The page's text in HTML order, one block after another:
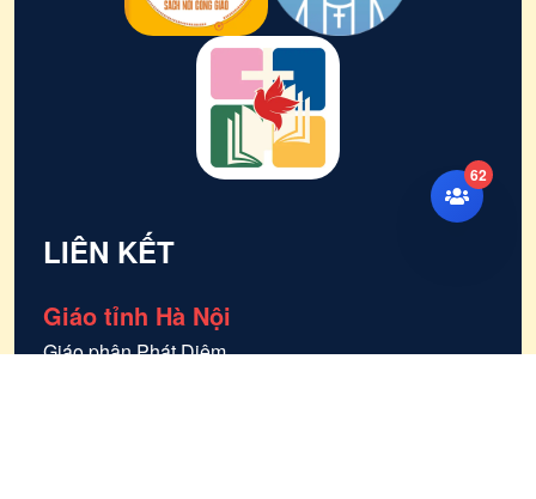
62
LIÊN KẾT
Giáo tỉnh Hà Nội
Giáo phậnPhát Diệm